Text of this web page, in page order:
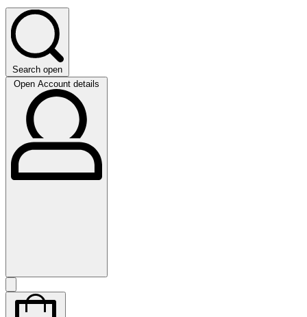
Search open
Open Account details